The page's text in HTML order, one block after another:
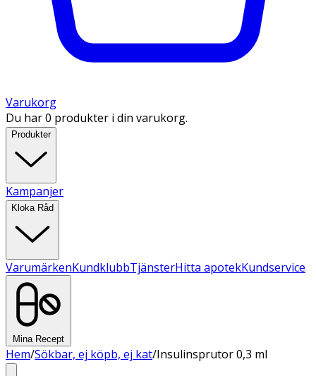
Varukorg
Du har 0 produkter i din varukorg.
Produkter
Kampanjer
Kloka Råd
VarumärkenKundklubbTjänsterHitta apotekKundservice
Mina Recept
Hem/Sökbar, ej köpb, ej kat/Insulinsprutor 0,3 ml